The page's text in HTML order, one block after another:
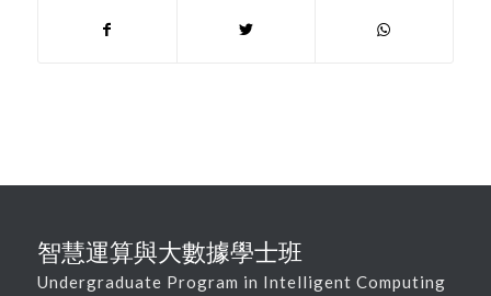
智慧運算與大數據學士班
Undergraduate Program in Intelligent Computing